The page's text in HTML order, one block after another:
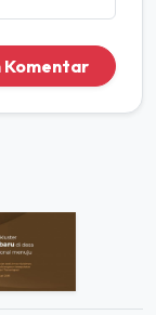
Komentar